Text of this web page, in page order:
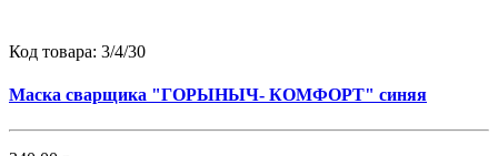
Код товара: 3/4/30
Маска сварщика "ГОРЫНЫЧ- КОМФОРТ" синяя